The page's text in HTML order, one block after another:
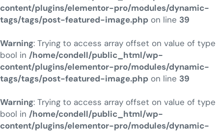
content/plugins/elementor-pro/modules/dynamic-
tags/tags/post-featured-image.php on line 39
Warning: Trying to access array offset on value of type
bool in /home/condell/public_html/wp-
content/plugins/elementor-pro/modules/dynamic-
tags/tags/post-featured-image.php on line 39
Warning: Trying to access array offset on value of type
bool in /home/condell/public_html/wp-
content/plugins/elementor-pro/modules/dynamic-